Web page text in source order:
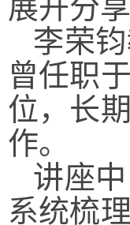
展开分
李荣
曾任职
位，长
作。
讲座
系统梳